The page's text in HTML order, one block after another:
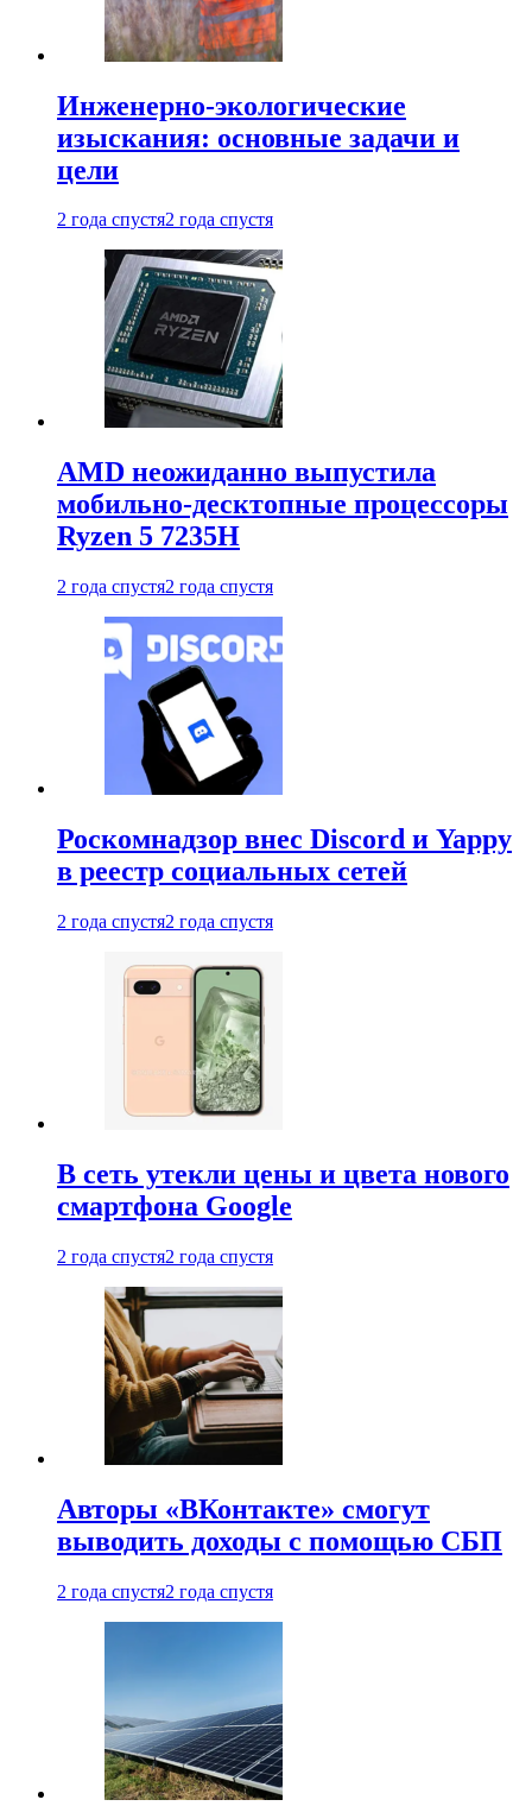
Инженерно-экологические
изыскания: основные задачи и
цели
2 года спустя2 года спустя
AMD неожиданно выпустила
мобильно-десктопные процессоры
Ryzen 5 7235H
2 года спустя2 года спустя
Роскомнадзор внес Discord и Yappy
в реестр социальных сетей
2 года спустя2 года спустя
В сеть утекли цены и цвета нового
смартфона Google
2 года спустя2 года спустя
Авторы «ВКонтакте» смогут
выводить доходы с помощью СБП
2 года спустя2 года спустя